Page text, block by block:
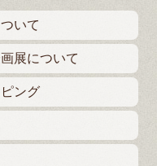
いて
展について
ング